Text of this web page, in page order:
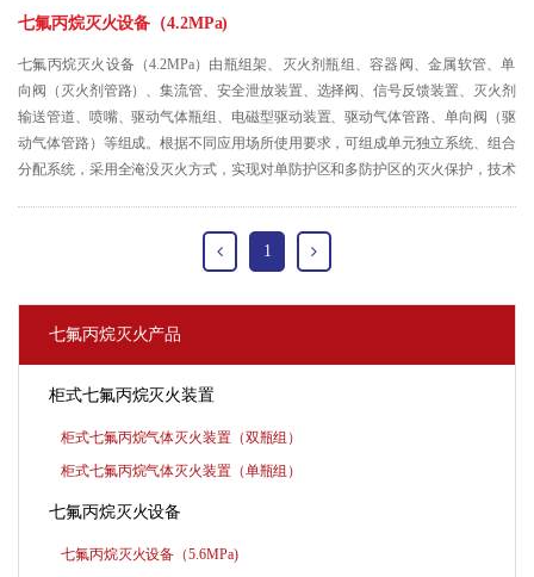
七氟丙烷灭火设备（4.2MPa)
七氟丙烷灭火设备（4.2MPa）由瓶组架、灭火剂瓶组、容器阀、金属软管、单
向阀（灭火剂管路）、集流管、安全泄放装置、选择阀、信号反馈装置、灭火剂
输送管道、喷嘴、驱动气体瓶组、电磁型驱动装置、驱动气体管路、单向阀（驱
动气体管路）等组成。根据不同应用场所使用要求，可组成单元独立系统、组合
分配系统，采用全淹没灭火方式，实现对单防护区和多防护区的灭火保护，技术
1
七氟丙烷灭火产品
柜式七氟丙烷灭火装置
柜式七氟丙烷气体灭火装置（双瓶组）
柜式七氟丙烷气体灭火装置（单瓶组）
七氟丙烷灭火设备
七氟丙烷灭火设备（5.6MPa)